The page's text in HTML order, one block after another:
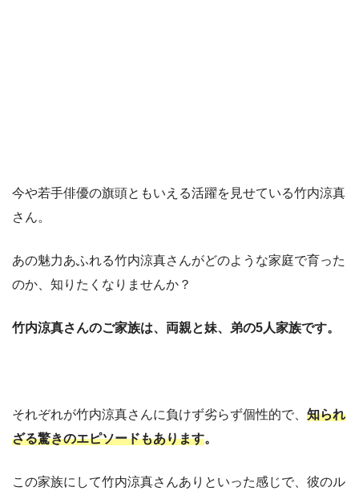
今や若手俳優の旗頭ともいえる活躍を見せている竹内涼真
さん。
あの魅力あふれる竹内涼真さんがどのような家庭で育った
のか、知りたくなりませんか？
竹内涼真さんのご家族は、両親と妹、弟の5人家族です。
それぞれが竹内涼真さんに負けず劣らず個性的で、 知られ
ざる驚きのエピソードもあります。
この家族にして竹内涼真さんありといった感じで、彼のル